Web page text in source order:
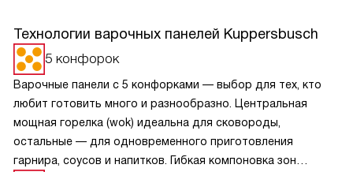
Технологии варочных панелей Kuppersbusch
5 конфорок
Варочные панели с 5 конфорками — выбор для тех, кто
любит готовить много и разнообразно. Центральная
мощная горелка (wok) идеальна для сковороды,
остальные — для одновременного приготовления
гарнира, соусов и напитков. Гибкая компоновка зон